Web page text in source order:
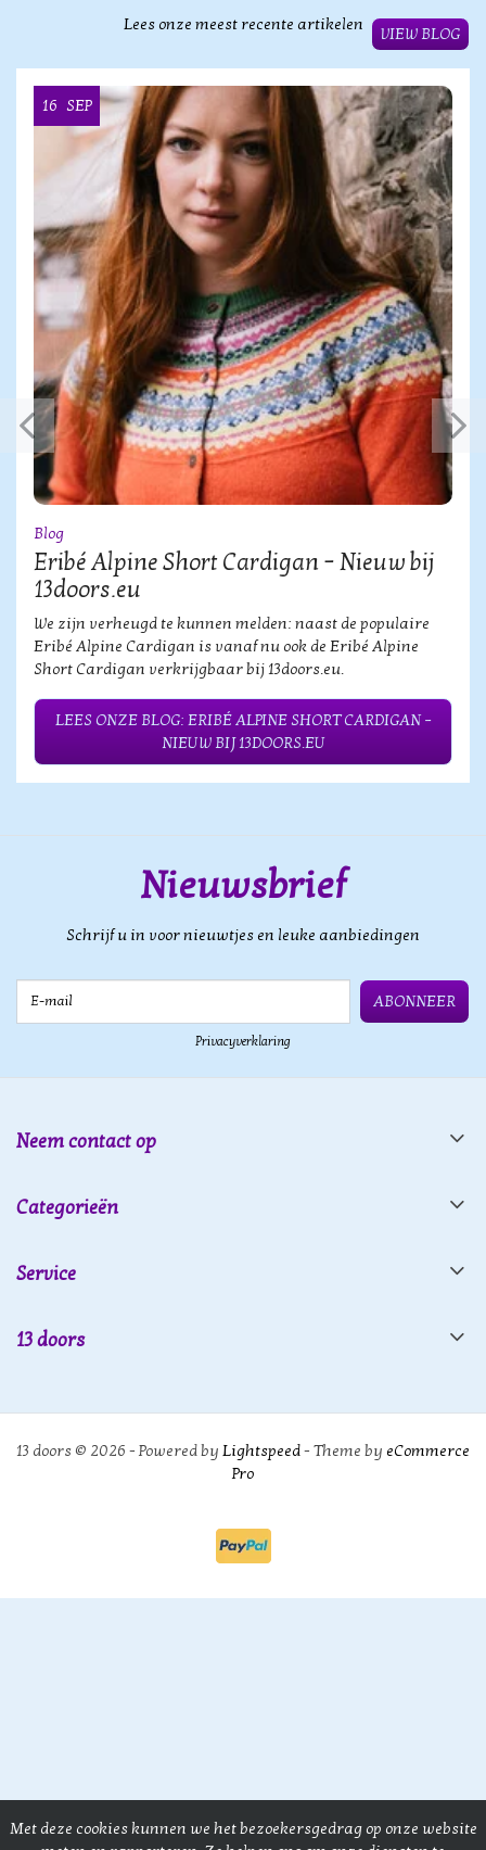
Lees onze meest recente artikelen
VIEW BLOG
16 SEP
Blog
Eribé Alpine Short Cardigan – Nieuw bij
13doors.eu
We zijn verheugd te kunnen melden: naast de populaire
Eribé Alpine Cardigan is vanaf nu ook de Eribé Alpine
Short Cardigan verkrijgbaar bij 13doors.eu.
LEES ONZE BLOG: ERIBÉ ALPINE SHORT CARDIGAN –
NIEUW BIJ 13DOORS.EU
Nieuwsbrief
Schrijf u in voor nieuwtjes en leuke aanbiedingen
ABONNEER
Privacyverklaring
Neem contact op
Categorieën
Service
13 doors
13 doors © 2026 - Powered by Lightspeed- Theme by eCommerce
Pro
Met deze cookies kunnen we het bezoekersgedrag op onze website